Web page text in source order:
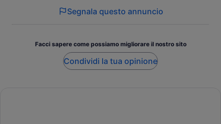
Segnala questo annuncio
Facci sapere come possiamo migliorare il nostro sito
Condividi la tua opinione